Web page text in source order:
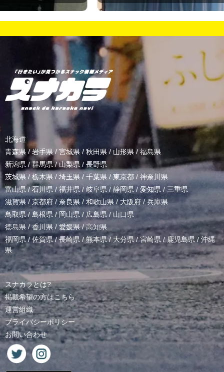
北海道
青森県 / 岩手県/ 宮城県 / 秋田県 / 山形県/ 福島県
新潟県 /群馬県/山梨県 / 長野県
茨城県 / 栃木県 / 埼玉県 / 千葉県 / 東京都 / 神奈川県
富山県 /石川県/福井県/岐阜県 / 静岡県 / 愛知県 / 三重県
滋賀県 / 京都府 / 奈良県 / 和歌山県/ 大阪府 /兵庫県
鳥取県/ 島根県 /岡山県/ 広島県 / 山口県
徳島県 /香川県 / 愛媛県/高知県
福岡県/佐賀県/長崎県 /熊本県/ 大分県/宮崎県 /鹿児島県 / 沖縄
県
スナカラとは?
掲載希望の方はこちら
運営組織
プライバシーポリシー
お問い合わせ